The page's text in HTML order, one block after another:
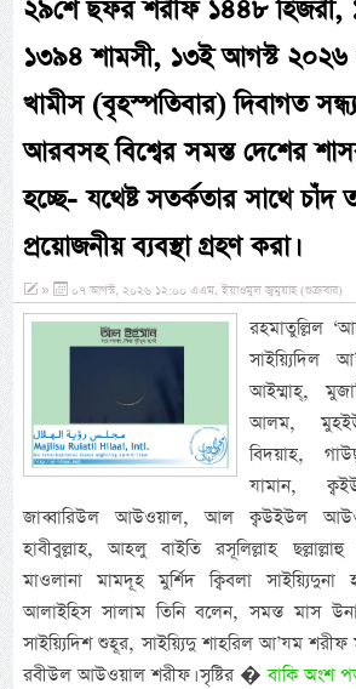
২৯শে ছফর শরীফ ১৪৪৮ হিজরী,
১৩৯৪ শামসী, ১৩ই আগস্ট
খামীস (বৃহস্পতিবার) দিবাগত
আরবসহ বিশ্বের সমস্ত দেশের
হচ্ছে- যথেষ্ট সতর্কতার সাথে চাঁদ
প্রয়োজনীয় ব্যবস্থা গ্রহণ করা।
» ০৭ আগস্ট, ২০২৬ ১২:০০ এএম, ইয়াওমুল জুমুয়াহ (শুক্রবার)
রহমাতুল্লিল
সাইয়্যিদিল
আইম্মাহ্,
আলম,
বিদয়াহ,
যামান,
জাব্বারিউল আউওয়াল, আল ক্বউইউল
হাবীবুল্লাহ, আহলু বাইতি রসূলিল্লাহ
মাওলানা মামদূহ মুর্শিদ ক্বিবলা
আলাইহিস সালাম তিনি বলেন, সমস্ত মাস
সাইয়্যিদিশ শুহূর, সাইয়্যিদু শাহরিল আ’যম শরীফ
রবীউল আউওয়াল শরীফ। সৃষ্টির �বাকি অংশ